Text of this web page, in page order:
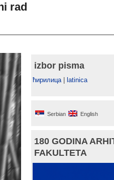
rad
izbor pisma
ћирилица| latinica
Serbian English
180 GODINA
FAKULTETA